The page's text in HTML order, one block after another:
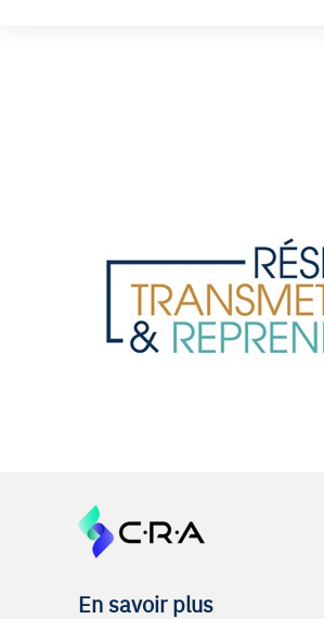
En savoir plus